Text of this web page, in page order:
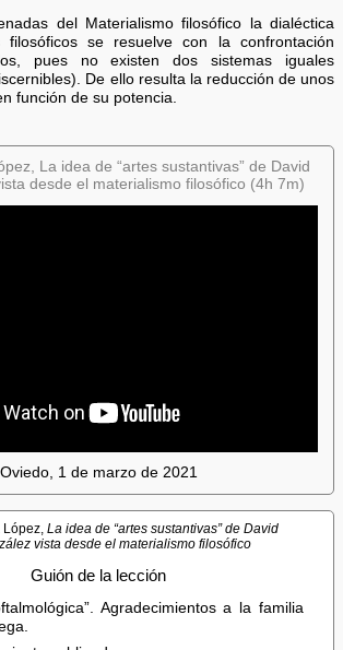
del Materialismo filosófico la dialéctica
filosóficos se resuelve con la confrontación
pues no existen dos sistemas iguales
De ello resulta la reducción de unos
función de su potencia.
La idea de “artes sustantivas” de David
desde el materialismo filosófico (4h 7m)
Oviedo, 1 de marzo de 2021
López, La idea de “artes sustantivas” de David
vista desde el materialismo filosófico
Guión de la lección
Agradecimientos a la familia